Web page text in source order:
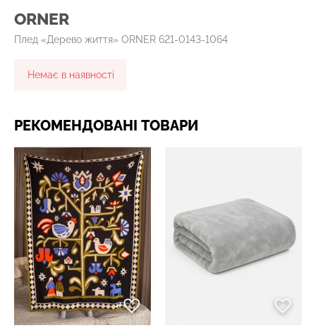
ORNER
Плед «Дерево життя» ORNER 621-0143-1064
Немає в наявності
РЕКОМЕНДОВАНІ ТОВАРИ